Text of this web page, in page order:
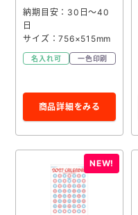
納期目安：30日～40
日
サイズ：756×515mm
名入れ可 一色印刷
商品詳細をみる